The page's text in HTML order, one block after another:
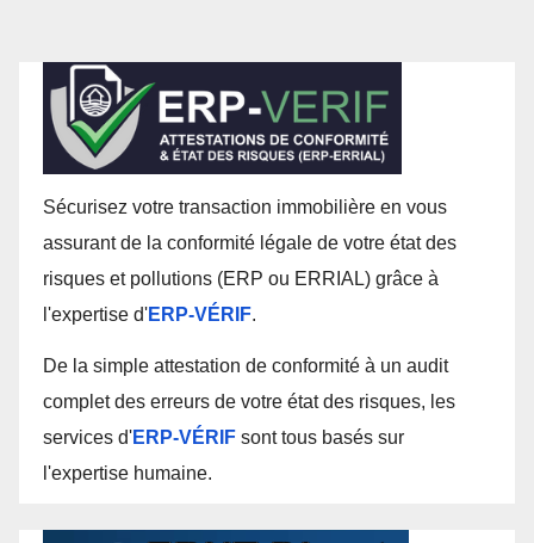
Sécurisez votre transaction immobilière en vous
assurant de la conformité légale de votre état des
risques et pollutions (ERP ou ERRIAL) grâce à
l'expertise d'ERP-VÉRIF.
De la simple attestation de conformité à un audit
complet des erreurs de votre état des risques, les
services d'ERP-VÉRIF sont tous basés sur
l'expertise humaine.